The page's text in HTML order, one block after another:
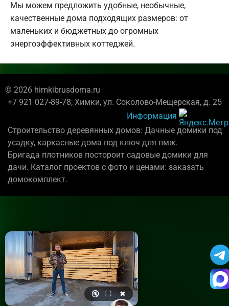
Мы можем предложить удобные, необычные,
качественные дома подходящих размеров: от
маленьких и бюджетных до огромных
энергоэффективных коттеджей.
© 2026 himkibrusdoma.ru
+7 921 027-89-78; Химки, ул. Соколово-Мещерская, д. 25
Информация
Строительство деревянных домов: Дачные домики под
усадку, каркасные дома под ключ для пмж.
Бригада плотников постороит садовые домики для
дачи. Каталог проектов с фото и ценами: заказать
домокомплект.
🔇 ⛶ ✖